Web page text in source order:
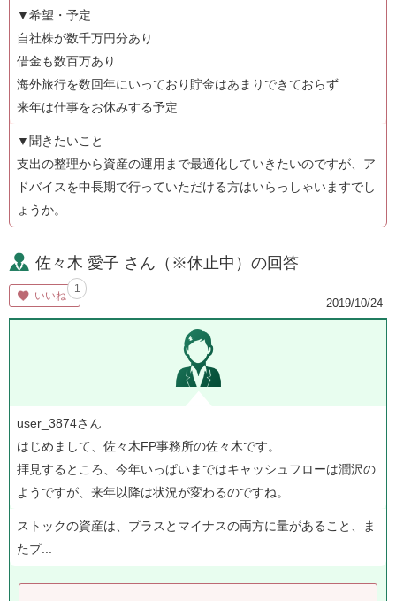
▼希望・予定
自社株が数千万円分あり
借金も数百万あり
海外旅行を数回年にいっており貯金はあまりできておらず
来年は仕事をお休みする予定
▼聞きたいこと
支出の整理から資産の運用まで最適化していきたいのですが、ア
ドバイスを中長期で行っていただける方はいらっしゃいますでし
ょうか。
佐々木 愛子 さん（※休止中）の回答
いいね
1
2019/10/24
user_3874さん
はじめまして、佐々木FP事務所の佐々木です。
拝見するところ、今年いっぱいまではキャッシュフローは潤沢の
ようですが、来年以降は状況が変わるのですね。
ストックの資産は、プラスとマイナスの両方に量があること、ま
たプ...